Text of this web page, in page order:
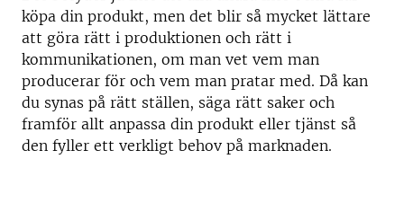
köpa din produkt, men det blir så mycket lättare
att göra rätt i produktionen och rätt i
kommunikationen, om man vet vem man
producerar för och vem man pratar med. Då kan
du synas på rätt ställen, säga rätt saker och
framför allt anpassa din produkt eller tjänst så
den fyller ett verkligt behov på marknaden.